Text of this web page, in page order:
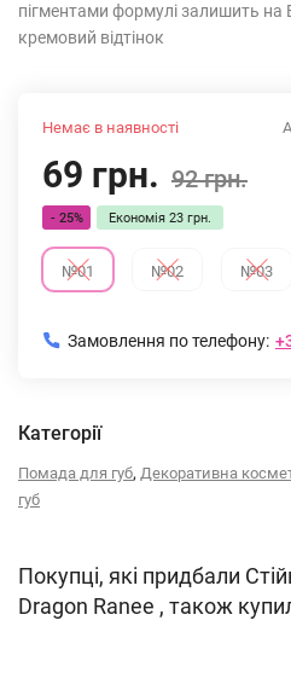
пігментами формулі залишить
кремовий відтінок
Немає в наявності
69 грн. 92 грн.
- 25% Економія 23 грн.
№01 №02 №03
Замовлення по телефону:
Категорії
Помада для губ, Декоративна
губ
Покупці, які придбали
Dragon Ranee , також